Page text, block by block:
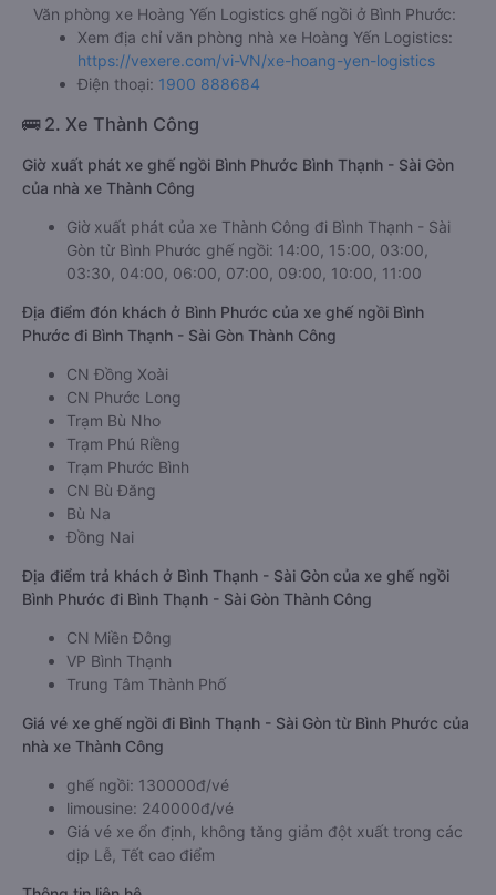
Văn phòng xe Hoàng Yến Logistics ghế ngồi ở Bình Phước:
Xem địa chỉ văn phòng nhà xe Hoàng Yến Logistics:
https://vexere.com/vi-VN/xe-hoang-yen-logistics
Điện thoại: 1900 888684
🚌 2. Xe Thành Công
Giờ xuất phát xe ghế ngồi Bình Phước Bình Thạnh - Sài Gòn
của nhà xe Thành Công
Giờ xuất phát của xe Thành Công đi Bình Thạnh - Sài
Gòn từ Bình Phước ghế ngồi: 14:00, 15:00, 03:00,
03:30, 04:00, 06:00, 07:00, 09:00, 10:00, 11:00
Địa điểm đón khách ở Bình Phước của xe ghế ngồi Bình
Phước đi Bình Thạnh - Sài Gòn Thành Công
CN Đồng Xoài
CN Phước Long
Trạm Bù Nho
Trạm Phú Riềng
Trạm Phước Bình
CN Bù Đăng
Bù Na
Đồng Nai
Địa điểm trả khách ở Bình Thạnh - Sài Gòn của xe ghế ngồi
Bình Phước đi Bình Thạnh - Sài Gòn Thành Công
CN Miền Đông
VP Bình Thạnh
Trung Tâm Thành Phố
Giá vé xe ghế ngồi đi Bình Thạnh - Sài Gòn từ Bình Phước của
nhà xe Thành Công
ghế ngồi: 130000đ/vé
limousine: 240000đ/vé
Giá vé xe ổn định, không tăng giảm đột xuất trong các
dịp Lễ, Tết cao điểm